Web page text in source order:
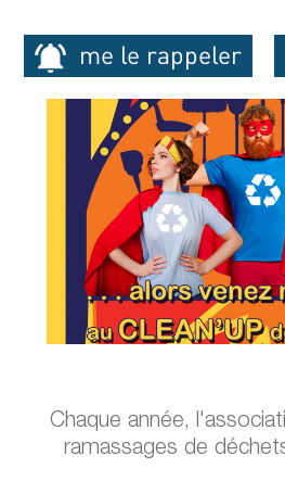
me le rappeler
Chaque année,
ramassages de